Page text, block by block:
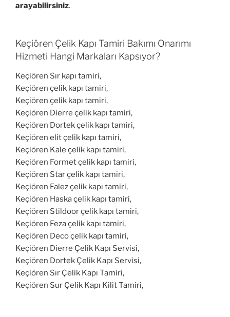
arayabilirsiniz.
Keçiören Çelik Kapı Tamiri Bakımı Onarımı
Hizmeti Hangi Markaları Kapsıyor?
Keçiören Sır kapı tamiri,
Keçiören çelik kapı tamiri,
Keçiören çelik kapı tamiri,
Keçiören Dierre çelik kapı tamiri,
Keçiören Dortek çelik kapı tamiri,
Keçiören elit çelik kapı tamiri,
Keçiören Kale çelik kapı tamiri,
Keçiören Formet çelik kapı tamiri,
Keçiören Star çelik kapı tamiri,
Keçiören Falez çelik kapı tamiri,
Keçiören Haska çelik kapı tamiri,
Keçiören Stildoor çelik kapı tamiri,
Keçiören Feza çelik kapı tamiri,
Keçiören Deco çelik kapı tamiri,
Keçiören Dierre Çelik Kapı Servisi,
Keçiören Dortek Çelik Kapı Servisi,
Keçiören Sır Çelik Kapı Tamiri,
Keçiören Sur Çelik Kapı Kilit Tamiri,